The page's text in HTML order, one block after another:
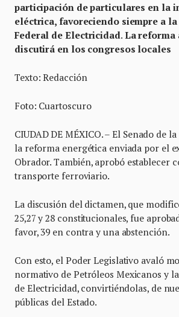
participación de particulares en la
eléctrica, favoreciendo siempre a
Federal de Electricidad. La reforma
discutirá en los congresos locales
Texto: Redacción
Foto: Cuartoscuro
CIUDAD DE MÉXICO. – El Senado de
la reforma energética enviada por el
Obrador. También, aprobó establecer
transporte ferroviario.
La discusión del dictamen, que
25,27 y 28 constitucionales, fue
favor, 39 en contra y una abstención.
Con esto, el Poder Legislativo avaló
normativo de Petróleos Mexicanos y
de Electricidad, convirtiéndolas, de
públicas del Estado.